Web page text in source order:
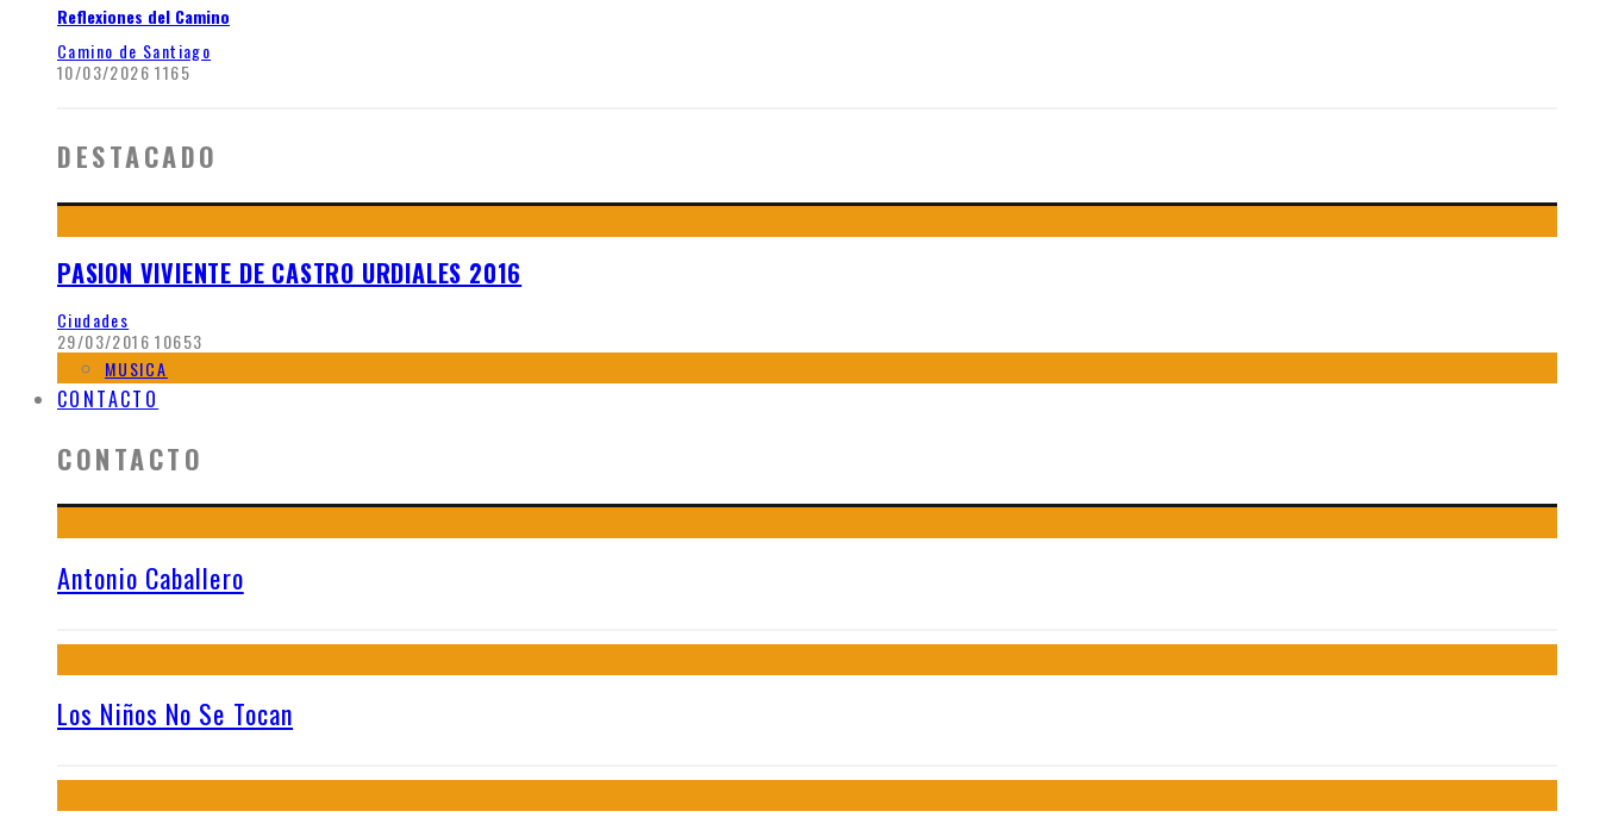
Reflexiones del Camino
Camino de Santiago
10/03/2026 1165
DESTACADO
PASION VIVIENTE DE CASTRO URDIALES 2016
Ciudades
29/03/2016 10653
MUSICA
CONTACTO
CONTACTO
Antonio Caballero
Los Niños No Se Tocan